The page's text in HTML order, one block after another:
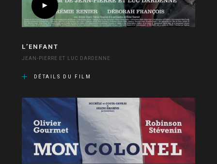
L’ENFANT
JEAN-PIERRE ET LUC DARDENNE
DÉTAILS DU FILM